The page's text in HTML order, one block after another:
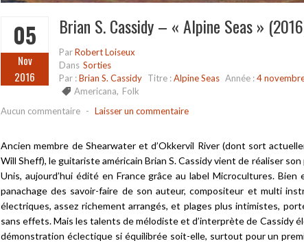
05
Nov
2016
Brian S. Cassidy – « Alpine Seas »
ParRobert Loiseux
Dans Sorties
Par :Brian S. Cassidy Titre :Alpine Seas Année :4
Americana, Folk
Aucun commentaire - Laisser un commentaire
Ancien membre de Shearwater et d’Okkervil River (dont sort
Will Sheff), le guitariste américain Brian S. Cassidy vient de réaliser
Unis, aujourd’hui édité en France grâce au label Microcultures. Bien
panachage des savoir-faire de son auteur, compositeur et multi
électriques, assez richement arrangés, et plages plus intimistes,
sans effets. Mais les talents de mélodiste et d’interprète de Cassidy
démonstration éclectique si équilibrée soit-elle, surtout pour un